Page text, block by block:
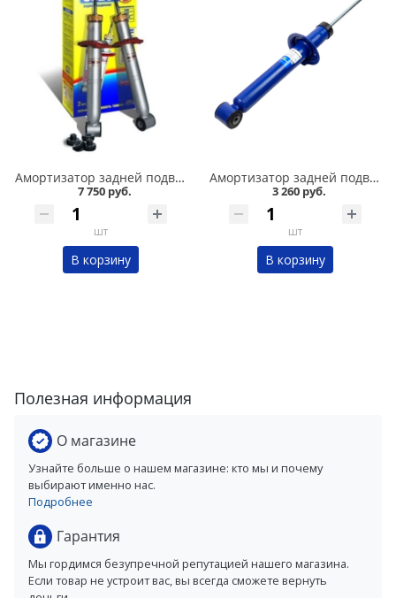
Амортизатор задней подвески 2108-09 /стандарт/ комплект, SS 20 в Омске
7 750 руб.
шт
В корзину
Амортизатор задней подвески 2108-09 /комфорт/ газомасляный DEMFI в Омске
3 260 руб.
шт
В корзину
Полезная информация
О магазине
Узнайте больше о нашем магазине: кто мы и почему
выбирают именно нас.
Подробнее
Гарантия
Мы гордимся безупречной репутацией нашего магазина.
Если товар не устроит вас, вы всегда сможете вернуть